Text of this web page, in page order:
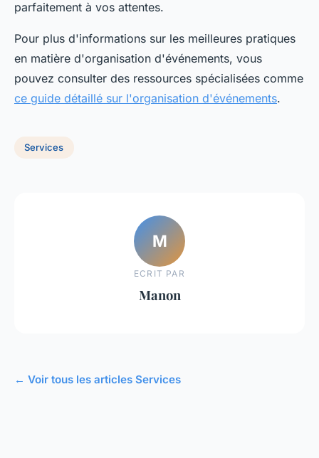
parfaitement à vos attentes.
Pour plus d'informations sur les meilleures pratiques
en matière d'organisation d'événements, vous
pouvez consulter des ressources spécialisées comme
ce guide détaillé sur l'organisation d'événements.
Services
M
ECRIT PAR
Manon
← Voir tous les articles Services